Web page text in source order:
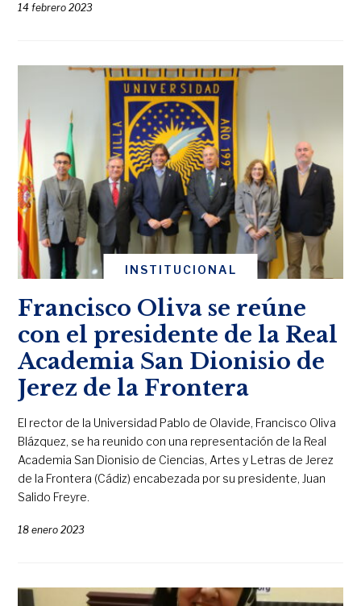
14 febrero 2023
INSTITUCIONAL
Francisco Oliva se reúne
con el presidente de la Real
Academia San Dionisio de
Jerez de la Frontera
El rector de la Universidad Pablo de Olavide, Francisco Oliva
Blázquez, se ha reunido con una representación de la Real
Academia San Dionisio de Ciencias, Artes y Letras de Jerez
de la Frontera (Cádiz) encabezada por su presidente, Juan
Salido Freyre.
18 enero 2023